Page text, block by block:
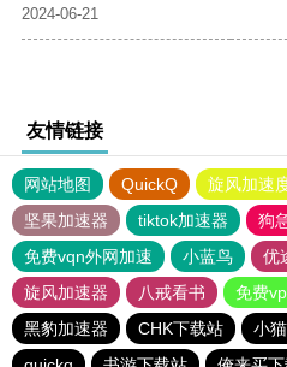
2024-06-21
友情链接
网站地图 QuickQ 旋风加速
坚果加速器
tiktok加速器
狗
免费vqn外网加速
小蓝鸟 优
旋风加速器
八戒看书
免费
黑豹加速器
CHK下载站 小